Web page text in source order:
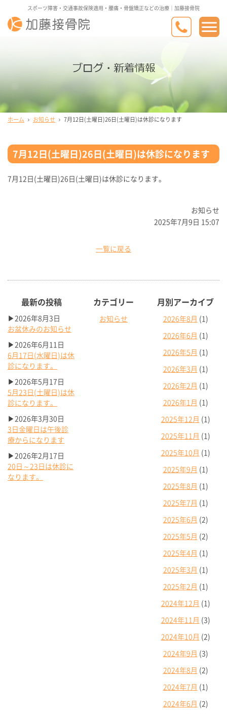
スポーツ障害・交通事故保険適用・腰痛・骨盤矯正などの治療｜加藤接骨院
ホーム お知らせ 7月12日(土曜日)26日(土曜日)は休診になります
7月12日(土曜日)26日(土曜日)は休診になります
7月12日(土曜日)26日(土曜日)は休診になります。
お知らせ
2025年7月9日 15:07
一覧に戻る
最新の投稿
▶2026年8月3日
お盆休みのお知らせ
▶2026年6月11日
6月17日(水曜日)は休
診になります。
▶2026年5月17日
5月23日(土曜日)は休
診になります。
▶2026年3月30日
3日金曜日は午後診
療からになります
▶2026年2月17日
20日～23日は休診に
なります。
カテゴリー
お知らせ
月別アーカイブ
2026年8月 (1)
2026年6月 (1)
2026年5月 (1)
2026年3月 (1)
2026年2月 (1)
2026年1月 (1)
2025年12月 (1)
2025年11月 (1)
2025年10月 (1)
2025年9月 (1)
2025年8月 (1)
2025年7月 (1)
2025年6月 (2)
2025年5月 (2)
2025年4月 (1)
2025年3月 (1)
2025年2月 (1)
2024年12月 (1)
2024年11月 (3)
2024年10月 (2)
2024年9月 (3)
2024年8月 (2)
2024年7月 (1)
2024年6月 (2)